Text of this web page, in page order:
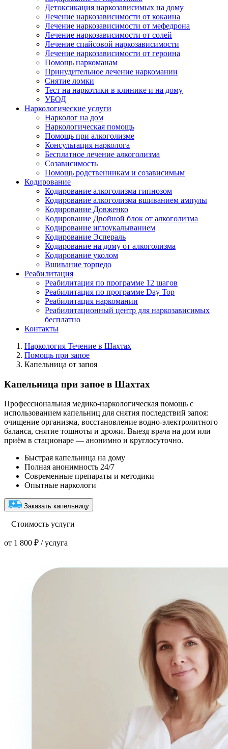
Детоксикация наркозависимых на дому
Лечение наркозависимости от кокаина
Лечение наркозависимости от мефедрона
Лечение наркозависимости от солей
Лечение спайсовой наркозависимости
Лечение наркозависимости от героина
Помощь наркоманам
Принудительное лечение наркомании
Снятие ломки
Тест на наркотики в клинике и на дому
УБОД
Наркологические услуги
Нарколог на дом
Наркологическая помощь
Помощь при алкоголизме
Консультация нарколога
Бесплатное лечение алкоголизма
Созависимость
Помощь родственникам и созависимым
Кодирование
Кодирование алкоголизма гипнозом
Кодирование алкоголизма вшиванием ампулы
Кодирование Довженко
Кодирование Двойной блок от алкоголизма
Кодирование иглоукалыванием
Кодирование Эспераль
Кодирование на дому от алкоголизма
Кодирование уколом
Вшивание торпедо
Реабилитация
Реабилитация по программе 12 шагов
Реабилитация по программе Day Top
Реабилитация наркомании
Реабилитационный центр для наркозависимых
бесплатно
Контакты
Наркология Течение в Шахтах
Помощь при запое
Капельница от запоя
Капельница при запое в Шахтах
Профессиональная медико-наркологическая помощь с
использованием капельниц для снятия последствий запоя:
очищение организма, восстановление водно-электролитного
баланса, снятие тошноты и дрожи. Выезд врача на дом или
приём в стационаре — анонимно и круглосуточно.
Быстрая капельница на дому
Полная анонимность 24/7
Современные препараты и методики
Опытные наркологи
Заказать капельницу
Стоимость услуги
от 1 800 ₽ / услуга